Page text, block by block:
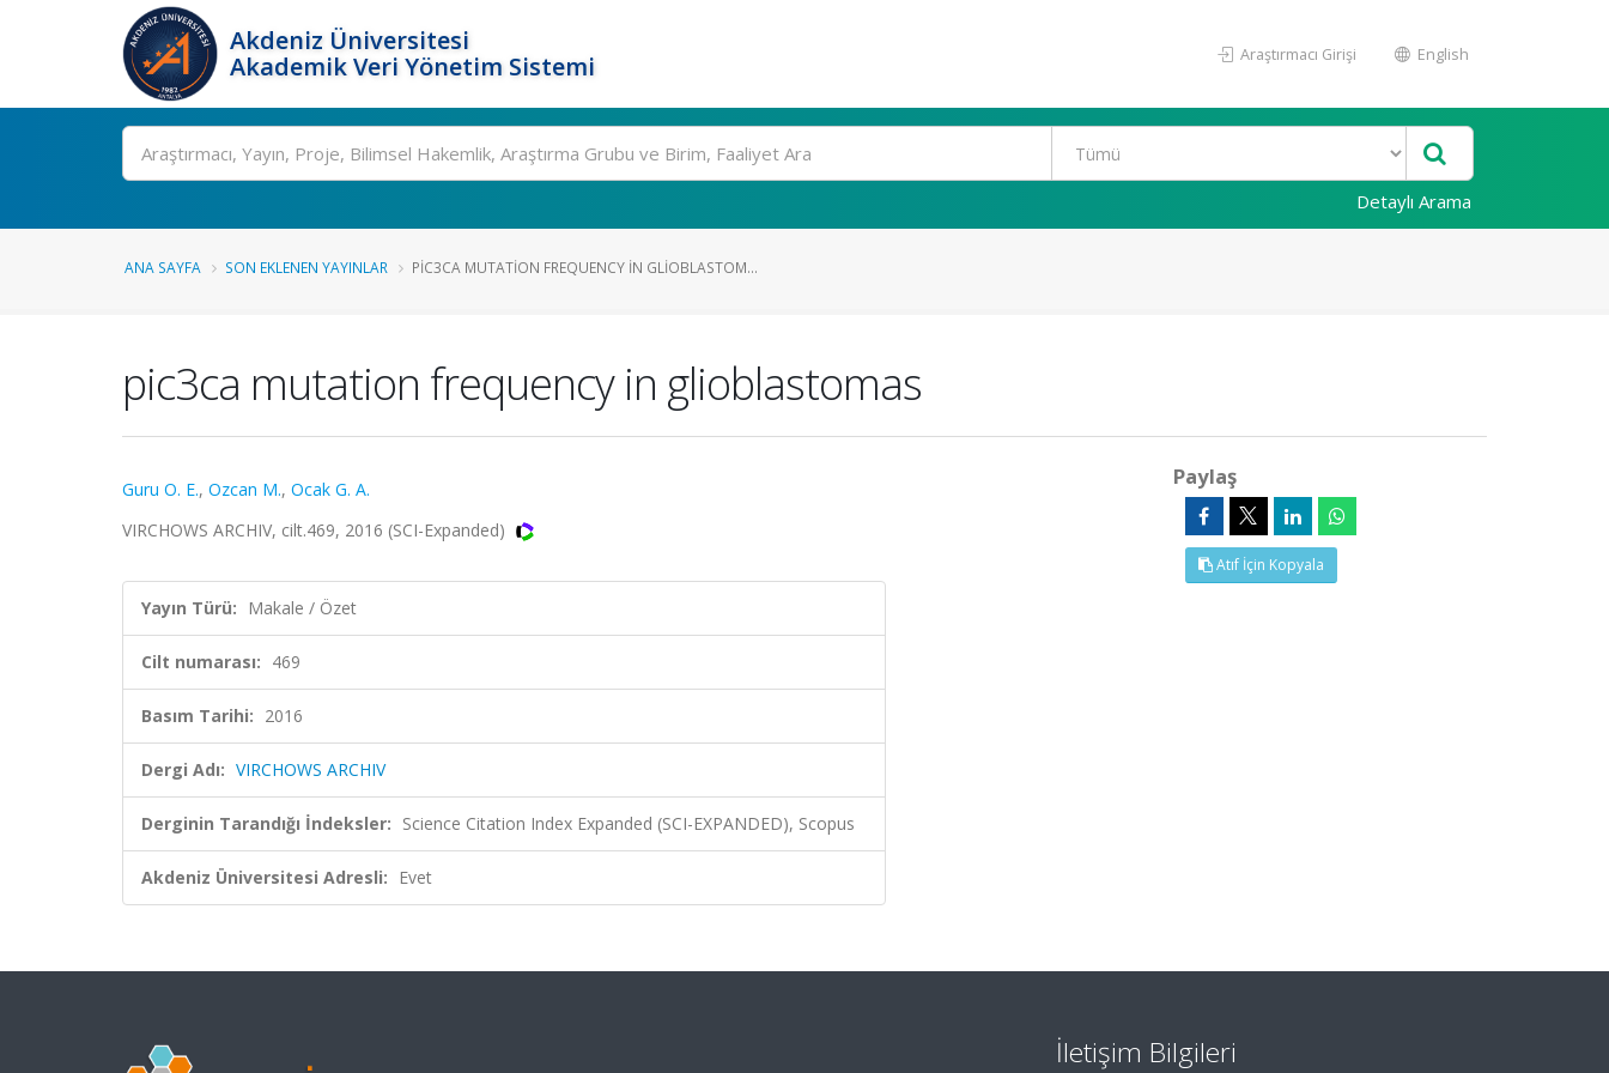
Akdeniz Üniversitesi
Akademik Veri Yönetim Sistemi
Araştırmacı Girişi English
Ara
Detaylı Arama
ANA SAYFA SON EKLENEN YAYINLAR PIC3CA MUTATION FREQUENCY IN GLIOBLASTOM...
pic3ca mutation frequency in glioblastomas
Guru O. E., Ozcan M., Ocak G. A.
VIRCHOWS ARCHIV, cilt.469, 2016 (SCI-Expanded)
Yayın Türü: Makale / Özet
Cilt numarası: 469
Basım Tarihi: 2016
Dergi Adı: VIRCHOWS ARCHIV
Derginin Tarandığı İndeksler: Science Citation Index Expanded (SCI-EXPANDED), Scopus
Akdeniz Üniversitesi Adresli: Evet
Paylaş
Atıf İçin Kopyala
İletişim Bilgileri